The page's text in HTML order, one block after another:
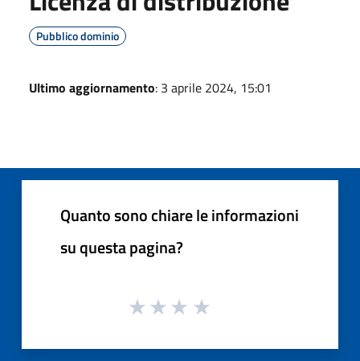
Pubblico dominio
Ultimo aggiornamento: 3 aprile 2024, 15:01
Quanto sono chiare le informazioni
su questa pagina?